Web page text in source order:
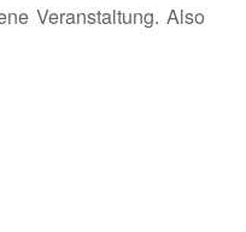
Veranstaltung. Also